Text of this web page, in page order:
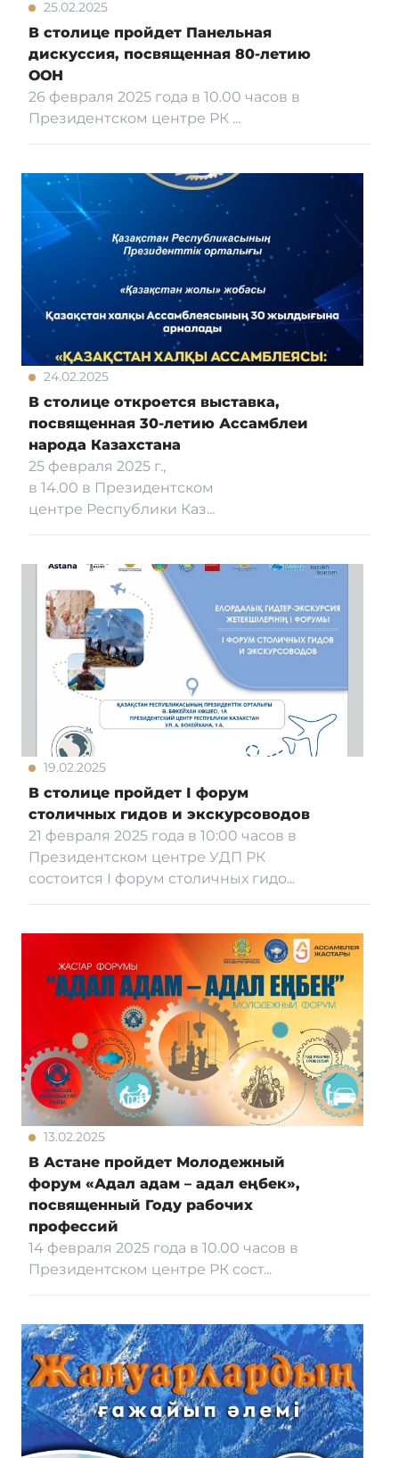
25.02.2025
В столице пройдет Панельная
дискуссия, посвященная 80-летию
ООН
26 февраля 2025 года в 10.00 часов в
Президентском центре РК ...
24.02.2025
В столице откроется выставка,
посвященная 30-летию Ассамблеи
народа Казахстана
25 февраля 2025 г.,
в 14.00 в Президентском
центре Республики Каз...
19.02.2025
В столице пройдет І форум
столичных гидов и экскурсоводов
21 февраля 2025 года в 10:00 часов в
Президентском центре УДП РК
состоится І форум столичных гидо...
13.02.2025
В Астане пройдет Молодежный
форум «Адал адам – адал еңбек»,
посвященный Году рабочих
профессий
14 февраля 2025 года в 10.00 часов в
Президентском центре РК сост...